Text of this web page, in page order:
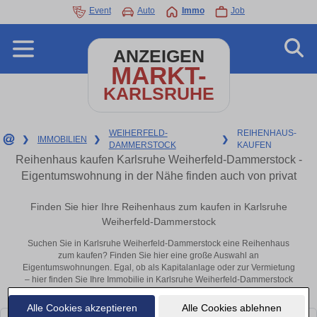
Alle Cookies akzeptieren Alle Cookies ablehnen
Event Auto Immo Job
ANZEIGEN
MARKT-
KARLSRUHE
❯ IMMOBILIEN ❯
WEIHERFELD-
DAMMERSTOCK
❯
REIHENHAUS-
KAUFEN
Reihenhaus kaufen Karlsruhe Weiherfeld-Dammerstock -
Eigentumswohnung in der Nähe finden auch von privat
Finden Sie hier Ihre Reihenhaus zum kaufen in Karlsruhe
Weiherfeld-Dammerstock
Suchen Sie in Karlsruhe Weiherfeld-Dammerstock eine Reihenhaus
zum kaufen? Finden Sie hier eine große Auswahl an
Eigentumswohnungen. Egal, ob als Kapitalanlage oder zur Vermietung
– hier finden Sie Ihre Immobilie in Karlsruhe Weiherfeld-Dammerstock